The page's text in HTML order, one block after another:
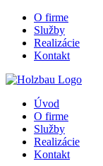
O firme
Služby
Realizácie
Kontakt
Úvod
O firme
Služby
Realizácie
Kontakt